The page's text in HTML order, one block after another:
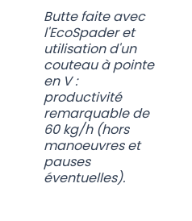
Butte faite avec
l'EcoSpader et
utilisation d'un
couteau à pointe
en V :
productivité
remarquable de
60 kg/h (hors
manoeuvres et
pauses
éventuelles).